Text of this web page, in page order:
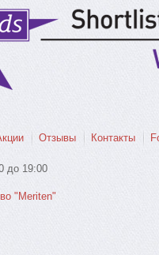
Отзывы Контакты
до 19:00
"Meriten"